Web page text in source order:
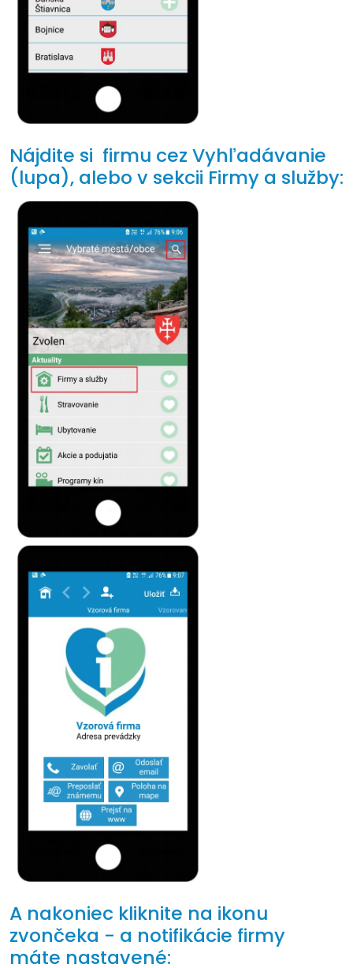
Nájdite si firmu cez Vyhľadávanie
(lupa), alebo v sekcii Firmy a služby:
A nakoniec kliknite na ikonu
zvončeka - a notifikácie firmy
máte nastavené: